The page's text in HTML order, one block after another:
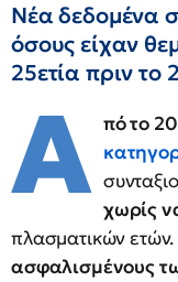
Νέα δεδομένα
όσους είχαν
25ετία πριν το
Α πό το
χωρίς
πλασματικών ετών.
ασφαλισμένους